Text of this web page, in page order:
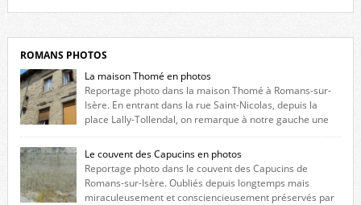
ROMANS PHOTOS
La maison Thomé en photos
Reportage photo dans la maison Thomé à Romans-sur-
Isère. En entrant dans la rue Saint-Nicolas, depuis la
place Lally-Tollendal, on remarque à notre gauche une
maison construite au XVIè siècle. Les deux façades sont ornées de
fenêtres jumelles à meneaux. Entre ces deux étages, on peut voir une
niche qui contient une statue de la Vierge. […]
Le couvent des Capucins en photos
Reportage photo dans le couvent des Capucins de
Romans-sur-Isère. Oubliés depuis longtemps mais
miraculeusement et consciencieusement préservés par